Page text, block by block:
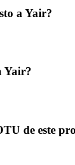
a Yair?
Yair?
de este